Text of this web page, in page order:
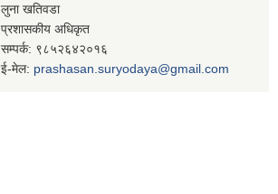
लुना खतिवडा
प्रशासकीय अधिकृत
सम्पर्क: ९८५२६४२०१६
ई-मेल: prashasan.suryodaya@gmail.com